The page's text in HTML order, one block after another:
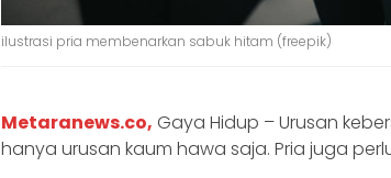
ilustrasi pria membenarkan sabuk hitam (freepik)
Metaranews.co, Gaya Hidup – Urusan
hanya urusan kaum hawa saja. Pria juga